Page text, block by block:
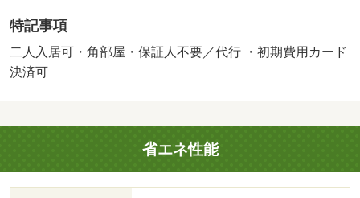
分・新潟駅から徒歩６分！ネット無料！エアコン２基！・
仲介手数料：１．１ヶ月/鍵交換費 27500円/消毒費
用 16500円/投てき消火剤（任意） 3300円
特記事項
二人入居可・角部屋・保証人不要／代行 ・初期費用カード
決済可
省エネ性能